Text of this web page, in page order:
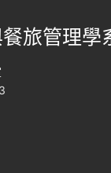
旅管理學